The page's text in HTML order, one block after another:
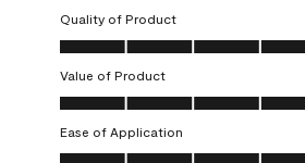
Quality of Product
Quality of Product, 5.0 out of 5
Value of Product
Value of Product, 5.0 out of 5
Ease of Application
Ease of Application, 5.0 out of 5